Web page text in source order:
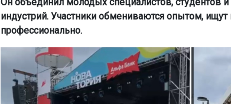
индустрий. Участники обмениваются опытом,
профессионально.